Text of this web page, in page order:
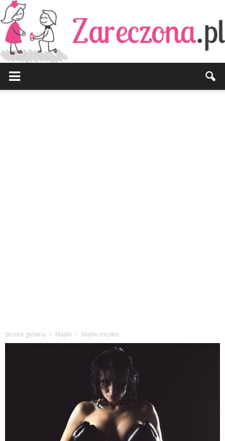
Strona główna Majtki Majtki męskie